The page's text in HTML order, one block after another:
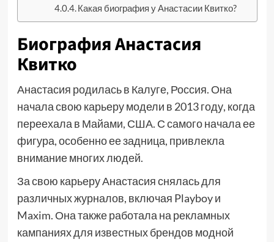
Какая биография у Анастасии Квитко?
Биография Анастасия
Квитко
Анастасия родилась в Калуге, Россия. Она
начала свою карьеру модели в 2013 году, когда
переехала в Майами, США. С самого начала ее
фигура, особенно ее задница, привлекла
внимание многих людей.
За свою карьеру Анастасия снялась для
различных журналов, включая Playboy и
Maxim. Она также работала на рекламных
кампаниях для известных брендов модной